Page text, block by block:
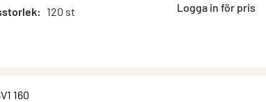
: 120 st Logga in för pris
160